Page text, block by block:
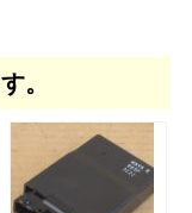
。